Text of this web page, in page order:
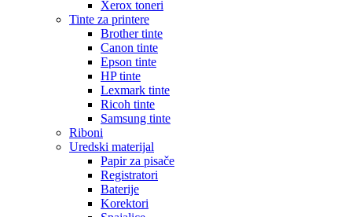
Xerox toneri
Tinte za printere
Brother tinte
Canon tinte
Epson tinte
HP tinte
Lexmark tinte
Ricoh tinte
Samsung tinte
Riboni
Uredski materijal
Papir za pisače
Registratori
Baterije
Korektori